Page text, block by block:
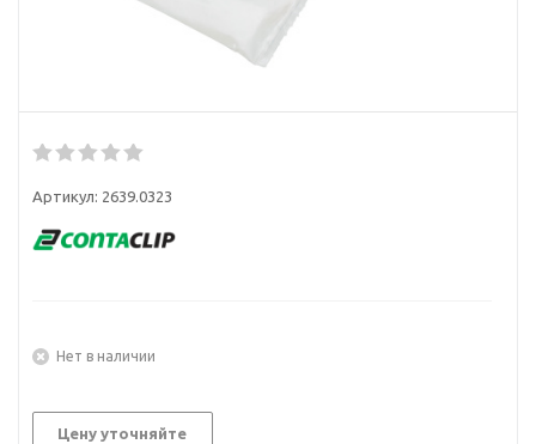
Артикул: 2639.0323
Нет в наличии
Цену уточняйте